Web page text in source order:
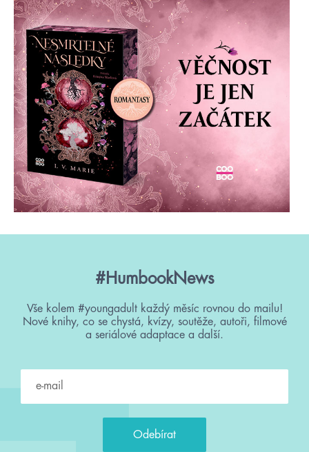
#HumbookNews
Vše kolem #youngadult každý měsíc rovnou do mailu!
Nové knihy, co se chystá, kvízy, soutěže, autoři, filmové
a seriálové adaptace a další.